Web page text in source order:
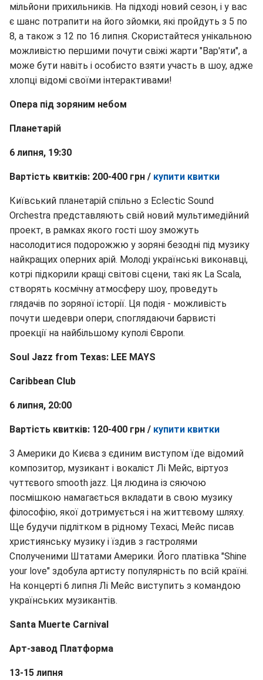
мільйони прихильників. На підході новий сезон, і у вас
є шанс потрапити на його зйомки, які пройдуть з 5 по
8, а також з 12 по 16 липня. Скористайтеся унікальною
можливістю першими почути свіжі жарти "Вар'яти", а
може бути навіть і особисто взяти участь в шоу, адже
хлопці відомі своїми інтерактивами!
Опера під зоряним небом
Планетарій
6 липня, 19:30
Вартість квитків: 200-400 грн / купити квитки
Київський планетарій спільно з Eclectic Sound
Orchestra представляють свій новий мультимедійний
проект, в рамках якого гості шоу зможуть
насолодитися подорожжю у зоряні безодні під музику
найкращих оперних арій. Молоді українські виконавці,
котрі підкорили кращі світові сцени, такі як La Scala,
створять космічну атмосферу шоу, проведуть
глядачів по зоряної історії. Ця подія - можливість
почути шедеври опери, споглядаючи барвисті
проекції на найбільшому куполі Європи.
Soul Jazz from Texas: LEE MAYS
Caribbean Club
6 липня, 20:00
Вартість квитків: 120-400 грн / купити квитки
З Америки до Києва з єдиним виступом їде відомий
композитор, музикант і вокаліст Лі Мейс, віртуоз
чуттєвого smooth jazz. Ця людина із сяючою
посмішкою намагається вкладати в свою музику
філософію, якої дотримується і на життєвому шляху.
Ще будучи підлітком в рідному Техасі, Мейс писав
християнську музику і їздив з гастролями
Сполученими Штатами Америки. Його платівка "Shine
your love" здобула артисту популярність по всій країні.
На концерті 6 липня Лі Мейс виступить з командою
українських музикантів.
Santa Muerte Carnival
Арт-завод Платформа
13-15 липня